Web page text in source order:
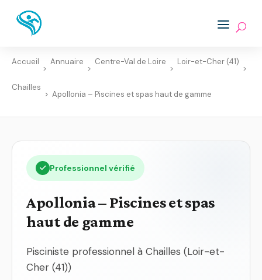
Accueil
>
Annuaire
>
Centre-Val de Loire
>
Loir-et-Cher (41)
>
Chailles
> Apollonia – Piscines et spas haut de gamme
Professionnel vérifié
Apollonia – Piscines et spas
haut de gamme
Pisciniste professionnel à Chailles (Loir-et-
Cher (41))